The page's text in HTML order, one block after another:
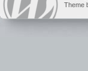
Theme